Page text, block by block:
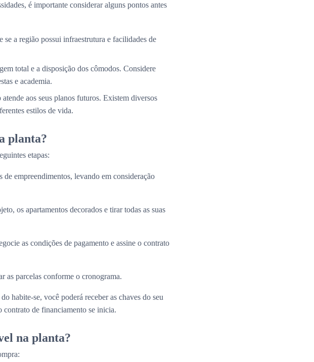
é importante considerar alguns pontos antes
a região possui infraestrutura e facilidades de
total e a disposição dos cômodos. Considere
e academia.
aos seus planos futuros. Existem diversos
estilos de vida.
planta?
etapas:
de empreendimentos, levando em consideração
os apartamentos decorados e tirar todas as suas
as condições de pagamento e assine o contrato
as parcelas conforme o cronograma.
habite-se, você poderá receber as chaves do seu
de financiamento se inicia.
na planta?